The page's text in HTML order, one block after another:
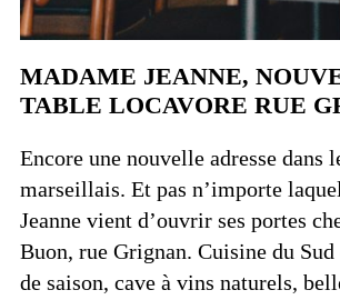
MADAME JEANNE,
TABLE LOCAVORE RUE
Encore une nouvelle adresse dans
marseillais. Et pas n’importe
Jeanne vient d’ouvrir ses portes
Buon, rue Grignan. Cuisine du
de saison, cave à vins naturels,